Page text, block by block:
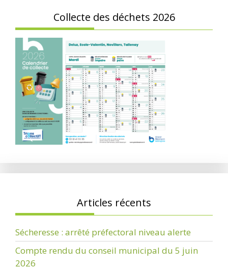
Collecte des déchets 2026
Articles récents
Sécheresse : arrêté préfectoral niveau alerte
Compte rendu du conseil municipal du 5 juin
2026